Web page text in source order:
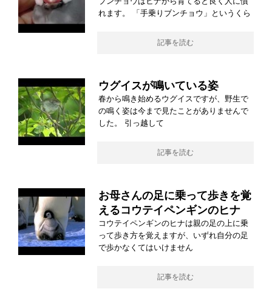
れます。 「手乗りブンチョウ」というくら
記事を読む
ウグイスが鳴いている姿
春から鳴き始めるウグイスですが、野生で
の鳴く姿は今まで見たことがありませんで
した。 引っ越して
記事を読む
お母さんの足に乗って歩きを覚
えるコウテイペンギンのヒナ
コウテイペンギンのヒナは親の足の上に乗
って歩き方を覚えますが、いずれ自分の足
で歩かなくてはいけません
記事を読む